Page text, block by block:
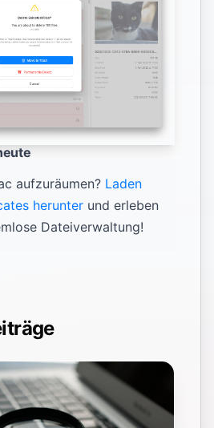
aufzuräumen? Laden
herunter und erleben
Dateiverwaltung!